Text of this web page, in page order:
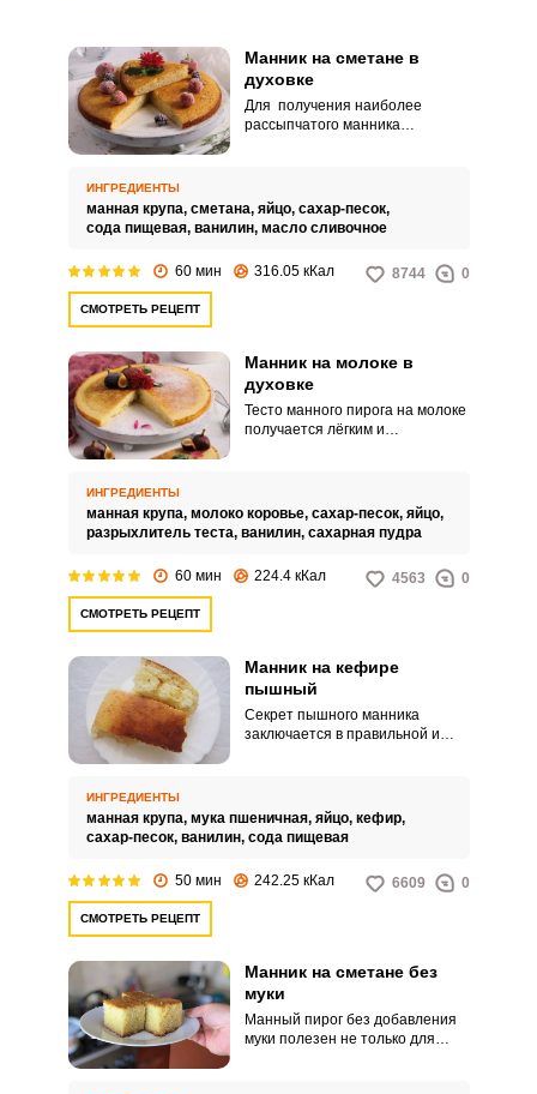
Манник на сметане в
духовке
Для получения наиболее
рассыпчатого манника
выпечку пышной, в меру сладкой
и без лишних привкусов.
ИНГРЕДИЕНТЫ
манная крупа, сметана, яйцо, сахар-песок,
сода пищевая, ванилин, масло сливочное
60 мин 316.05 кКал 8744 0
СМОТРЕТЬ РЕЦЕПТ
Манник на молоке в
духовке
Тесто манного пирога на молоке
получается лёгким и
пышный десерт. Такая выпечка
отлично подойдёт для завтрака
или домашнего чаепития. .
ИНГРЕДИЕНТЫ
манная крупа, молоко коровье, сахар-песок, яйцо,
разрыхлитель теста, ванилин, сахарная пудра
60 мин 224.4 кКал 4563 0
СМОТРЕТЬ РЕЦЕПТ
Манник на кефире
пышный
Секрет пышного манника
заключается в правильной и
для теста, при помощи него
манный пирог легко сделать
воздушным и вкусным.
ИНГРЕДИЕНТЫ
манная крупа, мука пшеничная, яйцо, кефир,
сахар-песок, ванилин, сода пищевая
50 мин 242.25 кКал 6609 0
СМОТРЕТЬ РЕЦЕПТ
Манник на сметане без
муки
Манный пирог без добавления
муки полезен не только для